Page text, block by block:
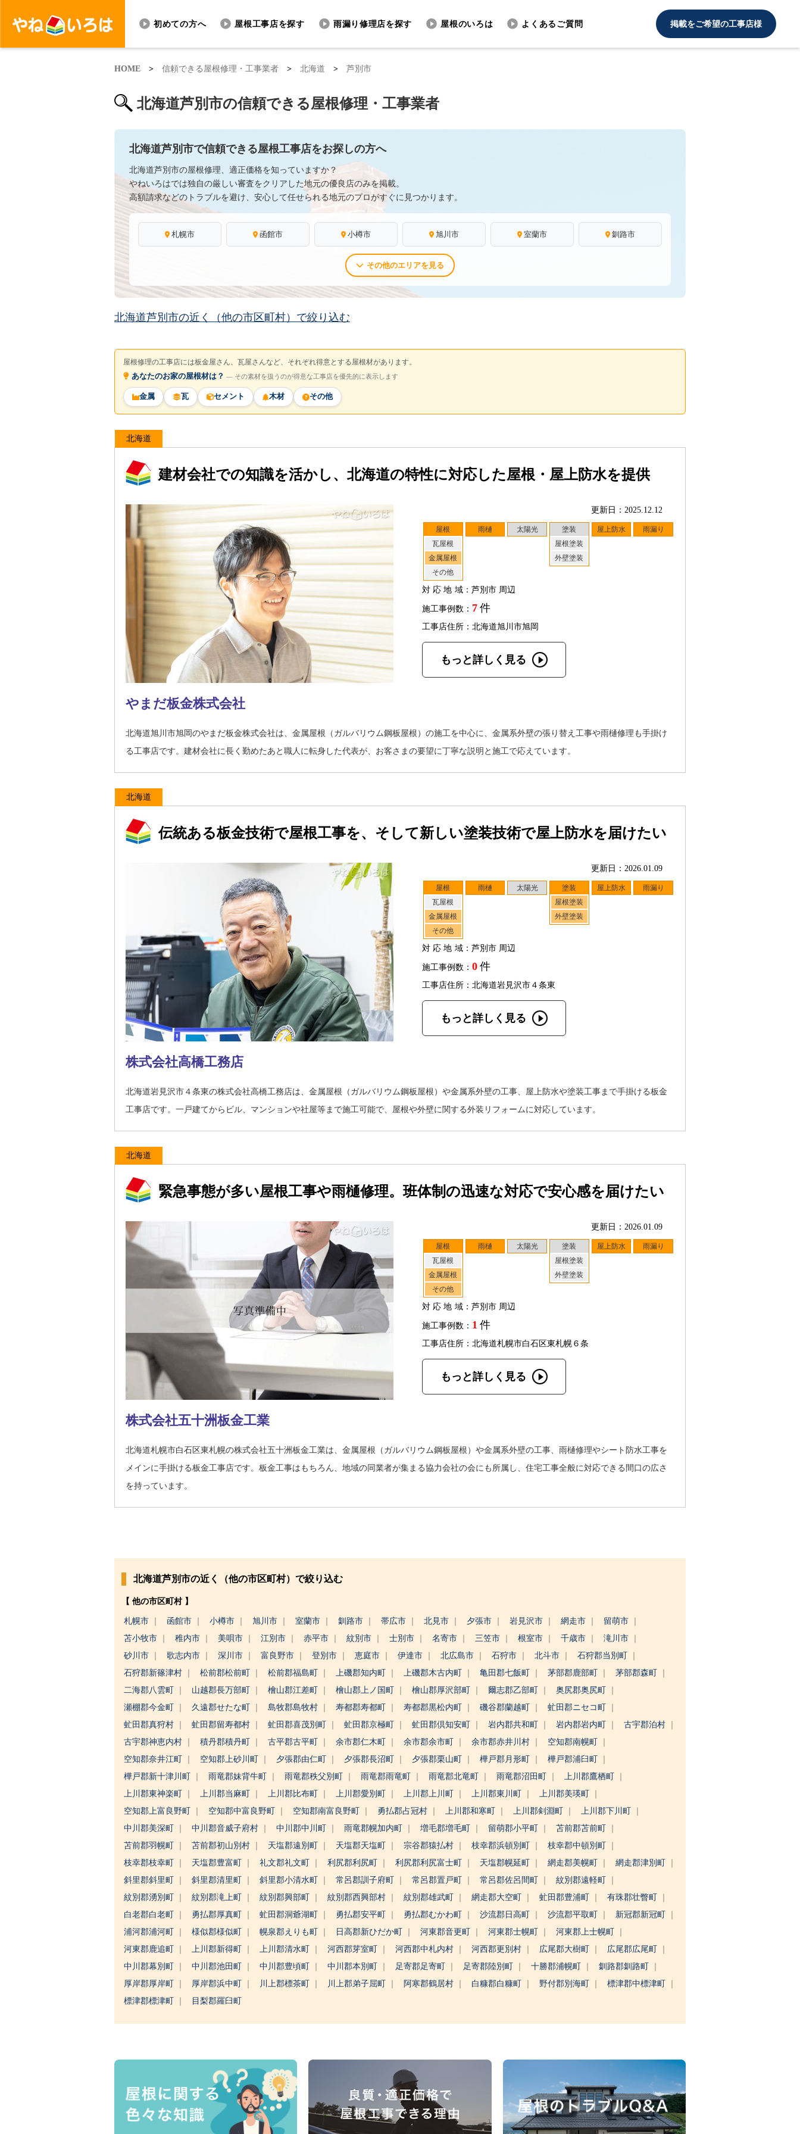
初めての方へ 屋根工事店を探す 雨漏り修理店を探す 屋根のいろは よくあるご質問 掲載をご希望の工事店様
HOME > 信頼できる屋根修理・工事業者 > 北海道 > 芦別市
北海道芦別市の信頼できる屋根修理・工事業者
北海道芦別市で信頼できる屋根工事店をお探しの方へ
北海道芦別市の屋根修理、適正価格を知っていますか？
やねいろはでは独自の厳しい審査をクリアした地元の優良店のみを掲載。
高額請求などのトラブルを避け、安心して任せられる地元のプロがすぐに見つかります。
札幌市 函館市 小樽市 旭川市 室蘭市 釧路市
その他のエリアを見る
北海道芦別市の近く（他の市区町村）で絞り込む
屋根修理の工事店には板金屋さん、瓦屋さんなど、それぞれ得意とする屋根材があります。
あなたのお家の屋根材は？ ― その素材を扱うのが得意な工事店を優先的に表示します
金属 瓦 セメント 木材 その他
北海道
建材会社での知識を活かし、北海道の特性に対応した屋根・屋上防水を提供
更新日：2025.12.12
屋根
瓦屋根
金属屋根
その他
雨樋 太陽光
塗装
屋根塗装
外壁塗装
屋上防水 雨漏り
対応地域：芦別市 周辺
施工事例数： 7 件
工事店住所：北海道旭川市旭岡
もっと詳しく見る
やまだ板金株式会社
北海道旭川市旭岡のやまだ板金株式会社は、金属屋根（ガルバリウム鋼板屋根）の施工を中心に、金属系外壁の張り替え工事や雨樋修理も手掛け
る工事店です。建材会社に長く勤めたあと職人に転身した代表が、お客さまの要望に丁寧な説明と施工で応えています。
北海道
伝統ある板金技術で屋根工事を、そして新しい塗装技術で屋上防水を届けたい
更新日：2026.01.09
屋根
瓦屋根
金属屋根
その他
雨樋 太陽光
塗装
屋根塗装
外壁塗装
屋上防水 雨漏り
対応地域：芦別市 周辺
施工事例数： 0 件
工事店住所：北海道岩見沢市４条東
もっと詳しく見る
株式会社高橋工務店
北海道岩見沢市４条東の株式会社高橋工務店は、金属屋根（ガルバリウム鋼板屋根）や金属系外壁の工事、屋上防水や塗装工事まで手掛ける板金
工事店です。一戸建てからビル、マンションや社屋等まで施工可能で、屋根や外壁に関する外装リフォームに対応しています。
北海道
緊急事態が多い屋根工事や雨樋修理。班体制の迅速な対応で安心感を届けたい
更新日：2026.01.09
屋根
瓦屋根
金属屋根
その他
雨樋 太陽光
塗装
屋根塗装
外壁塗装
屋上防水 雨漏り
対応地域：芦別市 周辺
施工事例数： 1 件
工事店住所：北海道札幌市白石区東札幌６条
もっと詳しく見る
株式会社五十洲板金工業
北海道札幌市白石区東札幌の株式会社五十洲板金工業は、金属屋根（ガルバリウム鋼板屋根）や金属系外壁の工事、雨樋修理やシート防水工事を
メインに手掛ける板金工事店です。板金工事はもちろん、地域の同業者が集まる協力会社の会にも所属し、住宅工事全般に対応できる間口の広さ
を持っています。
北海道芦別市の近く（他の市区町村）で絞り込む
【 他の市区町村 】
札幌市 函館市 小樽市 旭川市 室蘭市 釧路市 帯広市 北見市 夕張市 岩見沢市 網走市
留萌市
苫小牧市
稚内市 美唄市 江別市 赤平市 紋別市 士別市 名寄市 三笠市 根室市 千歳市
滝川市
砂川市
歌志内市 深川市 富良野市 登別市 恵庭市 伊達市 北広島市 石狩市 北斗市
石狩郡当別町
石狩郡新篠津村
松前郡松前町 松前郡福島町 上磯郡知内町 上磯郡木古内町 亀田郡七飯町 茅部郡鹿部町
茅部郡森町
二海郡八雲町
山越郡長万部町 檜山郡江差町 檜山郡上ノ国町 檜山郡厚沢部町 爾志郡乙部町
奥尻郡奥尻町
瀬棚郡今金町
久遠郡せたな町 島牧郡島牧村 寿都郡寿都町 寿都郡黒松内町 磯谷郡蘭越町
虻田郡ニセコ町
虻田郡真狩村
虻田郡留寿都村 虻田郡喜茂別町 虻田郡京極町 虻田郡倶知安町 岩内郡共和町 岩内郡岩内町
古宇郡泊村
古宇郡神恵内村
積丹郡積丹町 古平郡古平町 余市郡仁木町 余市郡余市町 余市郡赤井川村
空知郡南幌町
空知郡奈井江町
空知郡上砂川町 夕張郡由仁町 夕張郡長沼町 夕張郡栗山町 樺戸郡月形町
樺戸郡浦臼町
樺戸郡新十津川町
雨竜郡妹背牛町 雨竜郡秩父別町 雨竜郡雨竜町 雨竜郡北竜町 雨竜郡沼田町
上川郡鷹栖町
上川郡東神楽町
上川郡当麻町 上川郡比布町 上川郡愛別町 上川郡上川町 上川郡東川町
上川郡美瑛町
空知郡上富良野町
空知郡中富良野町 空知郡南富良野町 勇払郡占冠村 上川郡和寒町 上川郡剣淵町
上川郡下川町
中川郡美深町
中川郡音威子府村 中川郡中川町 雨竜郡幌加内町 増毛郡増毛町 留萌郡小平町
苫前郡苫前町
苫前郡羽幌町
苫前郡初山別村 天塩郡遠別町 天塩郡天塩町 宗谷郡猿払村 枝幸郡浜頓別町
枝幸郡中頓別町
枝幸郡枝幸町
天塩郡豊富町 礼文郡礼文町 利尻郡利尻町 利尻郡利尻富士町 天塩郡幌延町 網走郡美幌町
網走郡津別町
斜里郡斜里町
斜里郡清里町 斜里郡小清水町 常呂郡訓子府町 常呂郡置戸町 常呂郡佐呂間町
紋別郡遠軽町
紋別郡湧別町
紋別郡滝上町 紋別郡興部町 紋別郡西興部村 紋別郡雄武町 網走郡大空町 虻田郡豊浦町
有珠郡壮瞥町
白老郡白老町
勇払郡厚真町 虻田郡洞爺湖町 勇払郡安平町 勇払郡むかわ町 沙流郡日高町 沙流郡平取町
新冠郡新冠町
浦河郡浦河町
様似郡様似町 幌泉郡えりも町 日高郡新ひだか町 河東郡音更町 河東郡士幌町
河東郡上士幌町
河東郡鹿追町
上川郡新得町 上川郡清水町 河西郡芽室町 河西郡中札内村 河西郡更別村 広尾郡大樹町
広尾郡広尾町
中川郡幕別町
中川郡池田町 中川郡豊頃町 中川郡本別町 足寄郡足寄町 足寄郡陸別町 十勝郡浦幌町
釧路郡釧路町
厚岸郡厚岸町
厚岸郡浜中町 川上郡標茶町 川上郡弟子屈町 阿寒郡鶴居村 白糠郡白糠町 野付郡別海町
標津郡中標津町
標津郡標津町
目梨郡羅臼町